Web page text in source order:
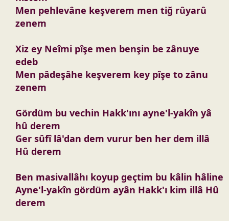
Men pehlevâne keşverem men tiğ rûyarû
zenem
Xiz ey Neîmi pîşe men benşin be zânuye
edeb
Men pâdeşâhe keşverem key pîşe to zânu
zenem
Gördüm bu vechin Hakk'ını ayne'l-yakîn yâ
hû derem
Ger sûfî lâ'dan dem vurur ben her dem illâ
Hû derem
Ben masivallâhı koyup geçtim bu kâlin hâline
Ayne'l-yakîn gördüm ayân Hakk'ı kim illâ Hû
derem